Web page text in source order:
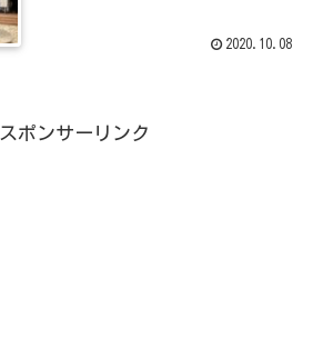
2020.10.08
スポンサーリンク